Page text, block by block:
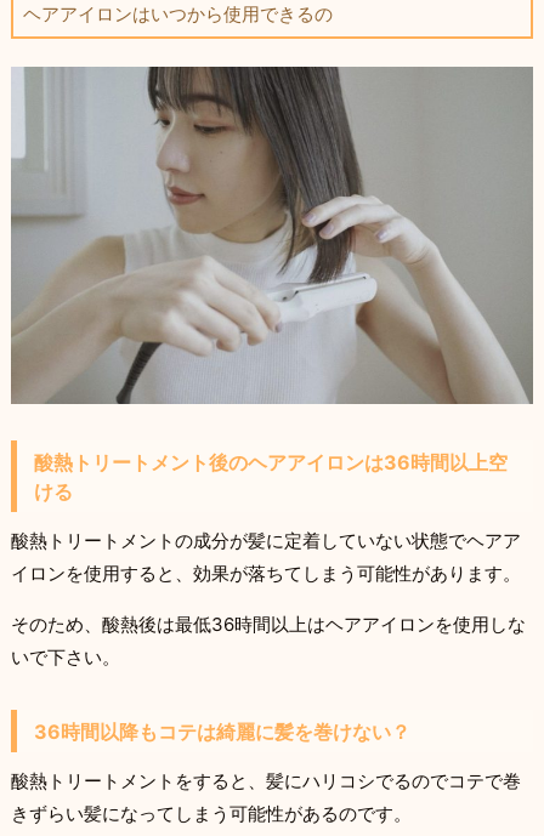
ヘアアイロンはいつから使用できるの
酸熱トリートメント後のヘアアイロンは36時間以上空
ける
酸熱トリートメントの成分が髪に定着していない状態でヘアア
イロンを使用すると、効果が落ちてしまう可能性があります。
そのため、酸熱後は最低36時間以上はヘアアイロンを使用しな
いで下さい。
36時間以降もコテは綺麗に髪を巻けない？
酸熱トリートメントをすると、髪にハリコシでるのでコテで巻
きずらい髪になってしまう可能性があるのです。